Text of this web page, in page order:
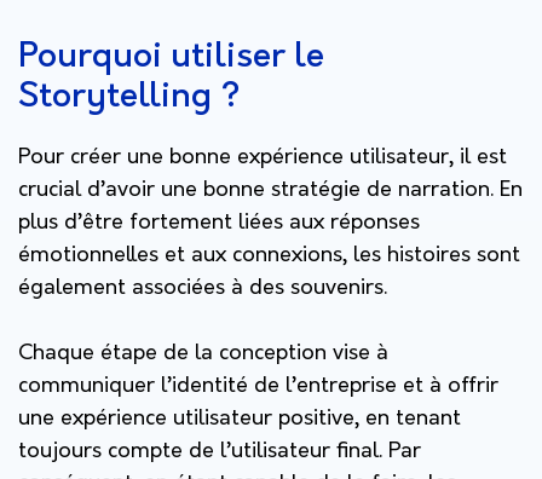
Pourquoi utiliser le
Storytelling ?
Pour créer une bonne expérience utilisateur, il est
crucial d’avoir une bonne stratégie de narration. En
plus d’être fortement liées aux réponses
émotionnelles et aux connexions, les histoires sont
également associées à des souvenirs.
Chaque étape de la conception vise à
communiquer l’identité de l’entreprise et à offrir
une expérience utilisateur positive, en tenant
toujours compte de l’utilisateur final. Par